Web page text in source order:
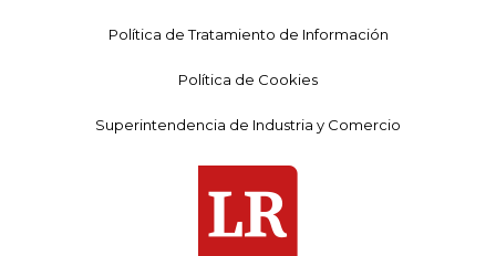
Política de Tratamiento de Información
Política de Cookies
Superintendencia de Industria y Comercio